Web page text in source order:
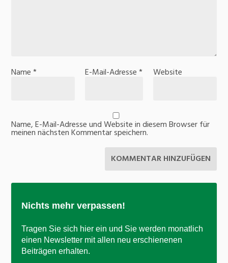
Name* E-Mail-Adresse* Website
Name, E-Mail-Adresse und Website in diesem Browser für
meinen nächsten Kommentar speichern.
Nichts mehr verpassen!
Tragen Sie sich hier ein und Sie werden monatlich
einen Newsletter mit allen neu erschienenen
Beiträgen erhalten.